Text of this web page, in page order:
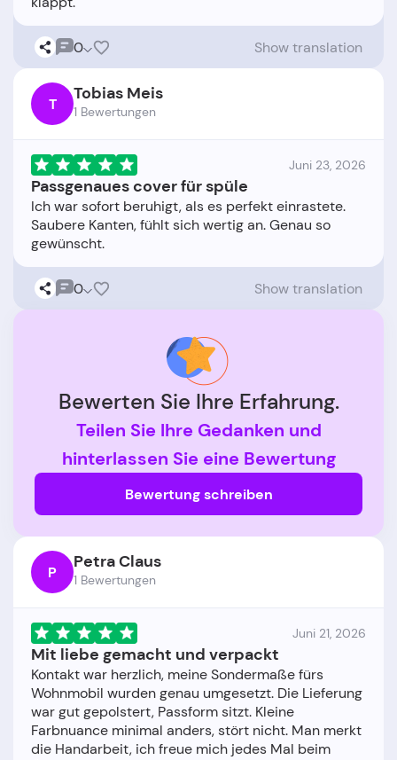
0 Show translation
T Tobias Meis
1 Bewertungen
Juni 23, 2026
Passgenaues cover für spüle
Ich war sofort beruhigt, als es perfekt einrastete.
Saubere Kanten, fühlt sich wertig an. Genau so
0 Show translation
Bewerten Sie Ihre Erfahrung.
Teilen Sie Ihre Gedanken und
hinterlassen Sie eine Bewertung
Bewertung schreiben
P Petra Claus
1 Bewertungen
Juni 21, 2026
Mit liebe gemacht und verpackt
Kontakt war herzlich, meine Sondermaße fürs
Wohnmobil wurden genau umgesetzt. Die Lieferung
war gut gepolstert, Passform sitzt. Kleine
Farbnuance minimal anders, stört nicht. Man merkt
die Handarbeit, ich freue mich jedes Mal beim